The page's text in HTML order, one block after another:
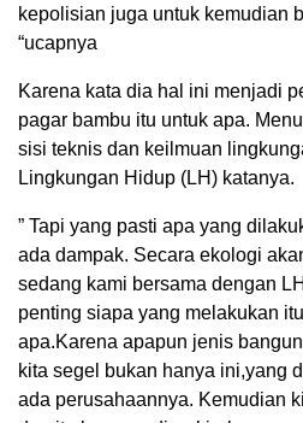
kepolisian juga untuk kemudian
“ucapnya
Karena kata dia hal ini menjadi
pagar bambu itu untuk apa.
sisi teknis dan keilmuan
Lingkungan Hidup (LH) katanya.
” Tapi yang pasti apa yang
ada dampak. Secara ekologi
sedang kami bersama dengan
penting siapa yang melakukan
apa.Karena apapun jenis
kita segel bukan hanya ini,yang
ada perusahaannya. Kemudian